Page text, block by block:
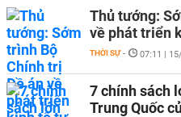
Thủ tướng:
về phát triển
THỜI SỰ - 07:11 |
7 chính sách
Trung Quốc